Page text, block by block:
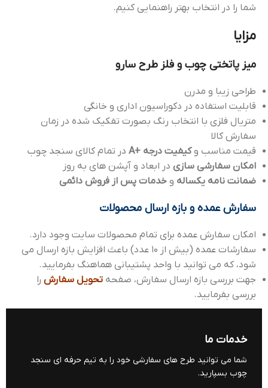
شما را در انتخاب بهتر راهنمایی کنیم.
مزایا
میز پاتختی چوب و فلز طرح سارو
طراحی زیبا و مدرن
قابلیت استفاده در دکوراسیون اداری و خانگی
متریال فلزی با انتخاب رنگ بصورت تفکیک شده در زمان
سفارش کالا
قیمت مناسب وکیفیت درجه +A
در تمام کالای سنجد چوب
امکان سفارشی سازی در ابعاد و آپشن های به روز
ضمانت نامه یکساله و خدمات پس از فروش دائمی
سفارش عمده و بازه ارسال محصولات
امکان سفارش عمده برای تمام محصولات سایت وجود دارد.
سفارشات عمده (بیش از 10 عدد) باعث افزایش بازه ارسال می
شود، که می توانید با واحد پشتیبانی هماهنگ بفرمایید.
جهت بررسی بازه ارسال سفارش، صفحه تحویل سفارش را
بررسی بفرمایید.
خدمات ما
شما می توانید طرح های سفارشی خود را به تیم حرفه ای سنجد
چوب بسپارید.